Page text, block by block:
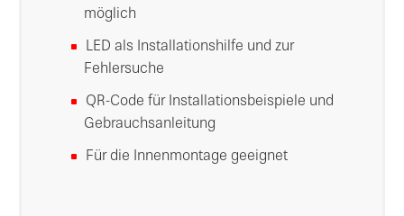
möglich
LED als Installationshilfe und zur
Fehlersuche
QR-Code für Installationsbeispiele und
Gebrauchsanleitung
Für die Innenmontage geeignet